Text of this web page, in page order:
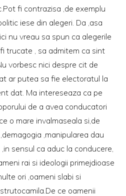
fi contrazisa ,de exemplu
iese din alegeri. Da ,asa
nu vreau sa spun ca alegerile
trucate , sa admitem ca sint
vorbesc nici despre cit de
ar putea sa fie electoratul la
dat. Ma intereseaza ca pe
de a avea conducatori
o mare invalmaseala si,de
,manipularea dau
sensul ca aduc la conducere,
rai si ideologii primejdioase
ori ,oameni slabi si
ce oamenii